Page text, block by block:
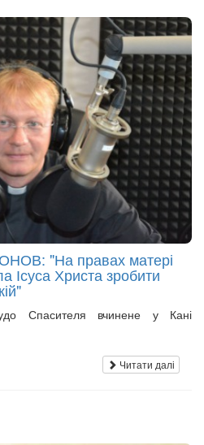
"На правах матері
Ісуса Христа зробити
Спасителя вчинене у Кані
Читати далі